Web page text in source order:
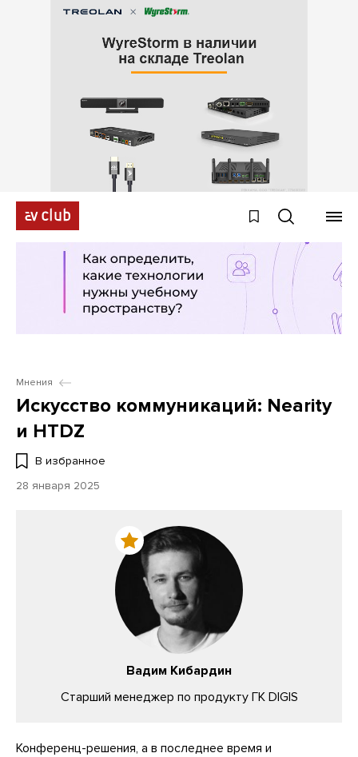
Мнения
Искусство коммуникаций: Nearity
и HTDZ
В избранное
28 января 2025
Вадим Кибардин
Старший менеджер по продукту ГК DIGIS
Конференц-решения, а в последнее время и